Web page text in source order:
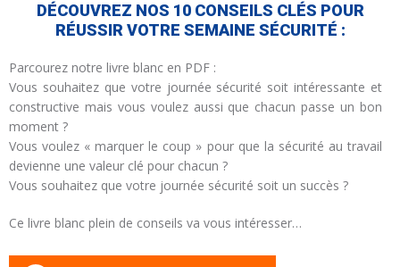
DÉCOUVREZ NOS 10 CONSEILS CLÉS POUR
RÉUSSIR VOTRE SEMAINE SÉCURITÉ :
Parcourez notre livre blanc en PDF :
Vous souhaitez que votre journée sécurité soit intéressante et
constructive mais vous voulez aussi que chacun passe un bon
moment ?
Vous voulez « marquer le coup » pour que la sécurité au travail
devienne une valeur clé pour chacun ?
Vous souhaitez que votre journée sécurité soit un succès ?
Ce livre blanc plein de conseils va vous intéresser…